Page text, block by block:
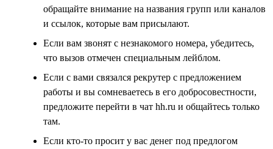
обращайте внимание на названия групп или каналов
и ссылок, которые вам присылают.
Если вам звонят с незнакомого номера, убедитесь,
что вызов отмечен специальным лейблом.
Если с вами связался рекрутер с предложением
работы и вы сомневаетесь в его добросовестности,
предложите перейти в чат hh.ru и общайтесь только
там.
Если кто-то просит у вас денег под предлогом